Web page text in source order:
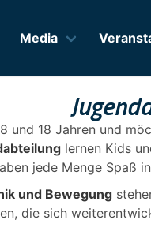
Media
und 18 Jahren und
lernen Kids
jede Menge Spaß
und Bewegung
die sich